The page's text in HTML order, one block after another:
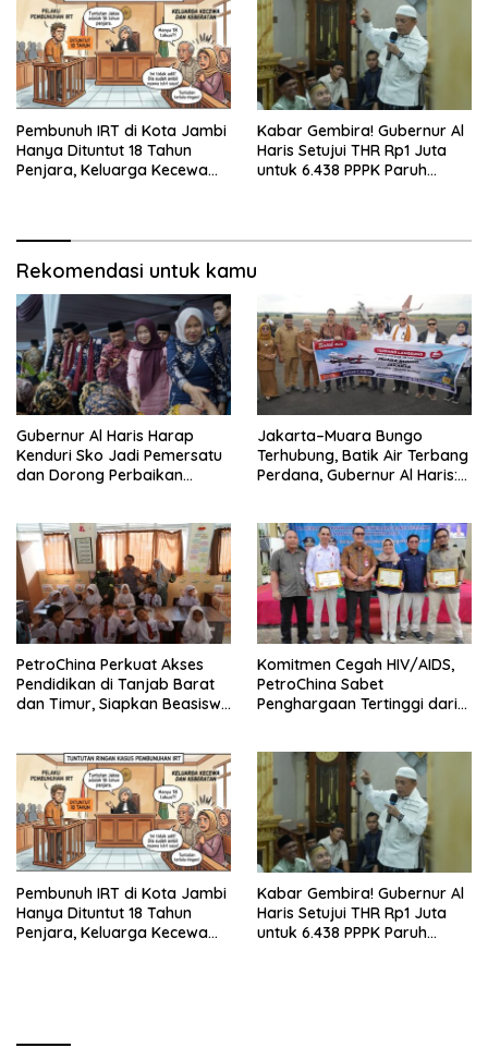
Pembunuh IRT di Kota Jambi
Hanya Dituntut 18 Tahun
Penjara, Keluarga Kecewa
Kabar Gembira! Gubernur Al
Haris Setujui THR Rp1 Juta
untuk 6.438 PPPK Paruh
Rekomendasi untuk kamu
Gubernur Al Haris Harap
Kenduri Sko Jadi Pemersatu
dan Dorong Perbaikan
Jakarta–Muara Bungo
Terhubung, Batik Air Terbang
Perdana, Gubernur Al Haris:
PetroChina Perkuat Akses
Pendidikan di Tanjab Barat
dan Timur, Siapkan Beasiswa
Komitmen Cegah HIV/AIDS,
PetroChina Sabet
Penghargaan Tertinggi dari
Pembunuh IRT di Kota Jambi
Hanya Dituntut 18 Tahun
Penjara, Keluarga Kecewa
Kabar Gembira! Gubernur Al
Haris Setujui THR Rp1 Juta
untuk 6.438 PPPK Paruh